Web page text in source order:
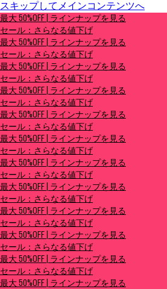
スキップしてメインコンテンツへ
最大 50%OFF | ラインナップを見る
セール：さらなる値下げ
最大 50%OFF | ラインナップを見る
セール：さらなる値下げ
最大 50%OFF | ラインナップを見る
セール：さらなる値下げ
最大 50%OFF | ラインナップを見る
セール：さらなる値下げ
最大 50%OFF | ラインナップを見る
セール：さらなる値下げ
最大 50%OFF | ラインナップを見る
セール：さらなる値下げ
最大 50%OFF | ラインナップを見る
セール：さらなる値下げ
最大 50%OFF | ラインナップを見る
セール：さらなる値下げ
最大 50%OFF | ラインナップを見る
セール：さらなる値下げ
最大 50%OFF | ラインナップを見る
セール：さらなる値下げ
最大 50%OFF | ラインナップを見る
セール：さらなる値下げ
最大 50%OFF | ラインナップを見る
セール：さらなる値下げ
最大 50%OFF | ラインナップを見る